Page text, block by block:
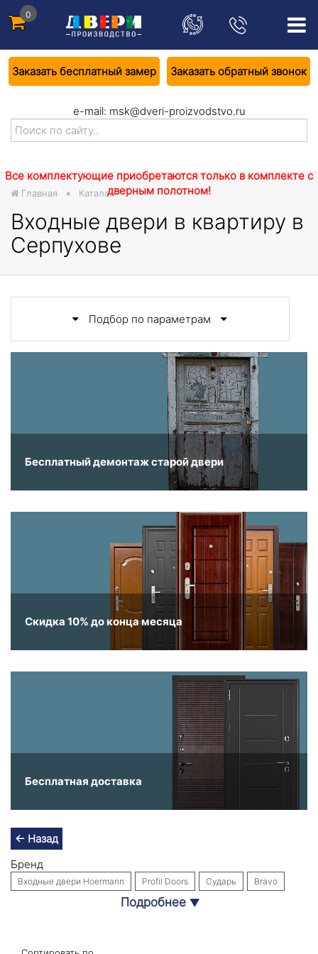
0
Заказать бесплатный замер Заказать обратный звонок
e-mail: msk@dveri-proizvodstvo.ru
Все комплектующие приобретаются только в комплекте с
дверным полотном!
Главная Каталог
Входные двери в квартиру в
Серпухове
Подбор по параметрам
Бесплатный демонтаж старой двери
Скидка 10% до конца месяца
Бесплатная доставка
← Назад
Бренд
Входные двери Hoermann Profil Doors Сударь Bravo
Входные двери Labirint Doors Интекрон
Назначение
Подробнее ▼